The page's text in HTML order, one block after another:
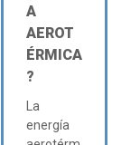
A
AEROT
ÉRMICA
?
La
energía